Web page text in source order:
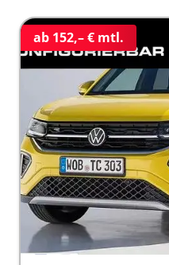
ab 152,– € mtl.